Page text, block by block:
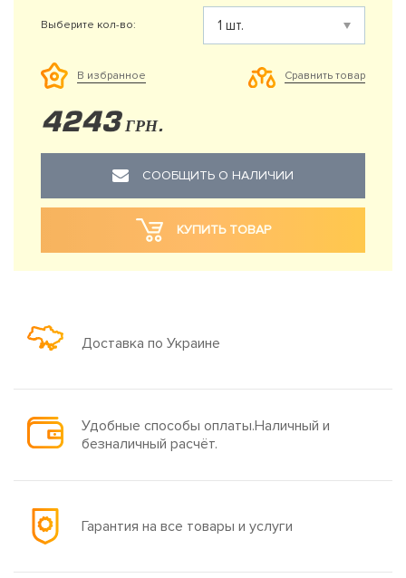
Выберите кол-во:
В избранное Сравнить товар
4243 ГРН.
СООБЩИТЬ О НАЛИЧИИ
КУПИТЬ ТОВАР
Доставка по Украине
Удобные способы оплаты.Наличный и
безналичный расчёт.
Гарантия на все товары и услуги